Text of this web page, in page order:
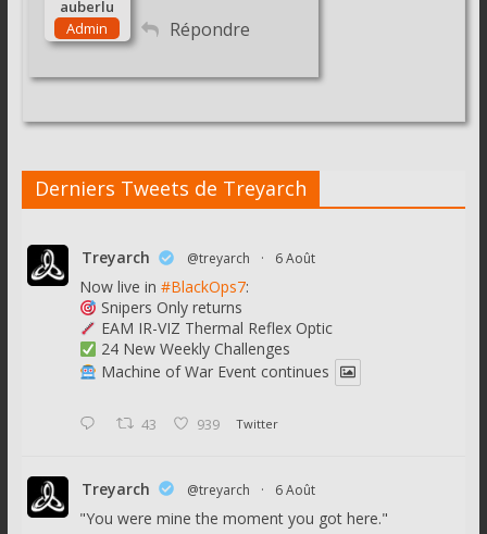
auberlu
Admin
Répondre
Derniers Tweets de Treyarch
Treyarch @treyarch · 6 Août
Now live in #BlackOps7:
Snipers Only returns
EAM IR-VIZ Thermal Reflex Optic
24 New Weekly Challenges
Machine of War Event continues
43 939 Twitter
Treyarch @treyarch · 6 Août
"You were mine the moment you got here."